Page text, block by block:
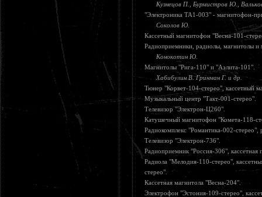
Кузнецов П., Бурмистров Ю.,
"Электроника ТА1-003" - магнитофон-
Соколов Ю.
Кассетный магнитофон "Весна-101-
Радиоприемники, радиолы, магнитолы
Конокотин Ю.
Магнитолы "Рига-110" и "Аэлита-101".
Хабибулин В. Гринман Г. и др.
Тюнер "Корвет-104-стерео", кассетный
Музыкальный центр "Такт-001-стерео".
Телевизор "Электрон-Ц260".
Катушечный магнитофон "Комета-118-
Радиокомплекс "Романтика-002-
Телевизор "Электрон-736".
Радиоприемник "Россия-306", кассетная
Радиола "Мелодия-110-стерео",
стерео".
Кассетная магнитола "Весна-204".
Электрофон "Эстония-109-стерео",